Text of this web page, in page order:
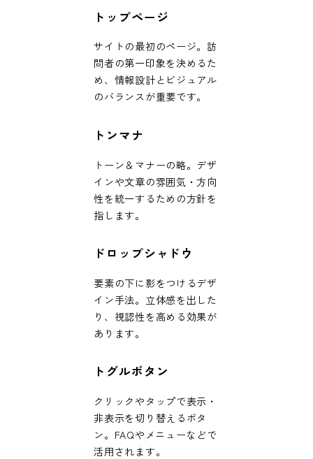
トップページ
サイトの最初のページ。訪
問者の第一印象を決めるた
め、情報設計とビジュアル
のバランスが重要です。
トンマナ
トーン＆マナーの略。デザ
インや文章の雰囲気・方向
性を統一するための方針を
指します。
ドロップシャドウ
要素の下に影をつけるデザ
イン手法。立体感を出した
り、視認性を高める効果が
あります。
トグルボタン
クリックやタップで表示・
非表示を切り替えるボタ
ン。FAQやメニューなどで
活用されます。